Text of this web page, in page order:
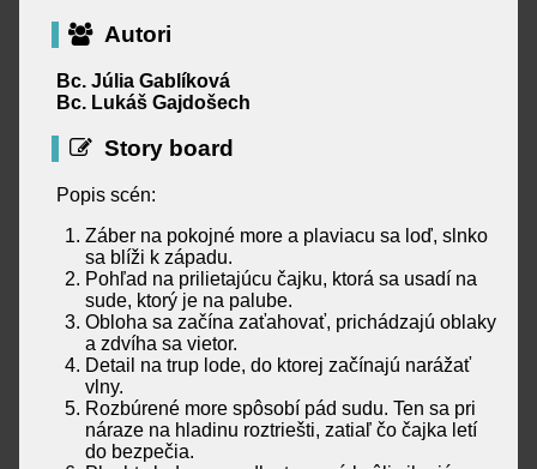
Autori
Bc. Júlia Gablíková
Bc. Lukáš Gajdošech
Story board
Popis scén:
Záber na pokojné more a plaviacu sa loď, slnko
sa blíži k západu.
Pohľad na prilietajúcu čajku, ktorá sa usadí na
sude, ktorý je na palube.
Obloha sa začína zaťahovať, prichádzajú oblaky
a zdvíha sa vietor.
Detail na trup lode, do ktorej začínajú narážať
vlny.
Rozbúrené more spôsobí pád sudu. Ten sa pri
náraze na hladinu roztriešti, zatiaľ čo čajka letí
do bezpečia.